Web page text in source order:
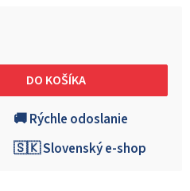
DO KOŠÍKA
🚚 Rýchle odoslanie
🇸🇰 Slovenský e-shop